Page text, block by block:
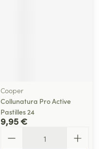
Cooper
Collunatura Pro Active
Pastilles 24
9,95 €